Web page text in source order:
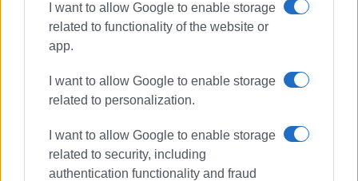
I want to allow Google to enable storage
related to functionality of the website or
app.
I want to allow Google to enable storage
related to personalization.
I want to allow Google to enable storage
related to security, including
authentication functionality and fraud
ΧΟΡΟΣ